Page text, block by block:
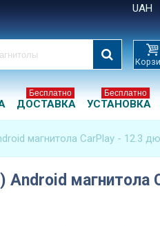
UAH
ДОСТАВКА
Бесплатно
УСТАНОВКА
Бесплатно
магнитола CarPlay - 12.3
Android магнитола